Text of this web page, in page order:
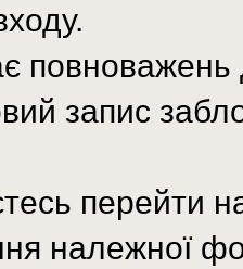
повноважень
запис
перейти
належної